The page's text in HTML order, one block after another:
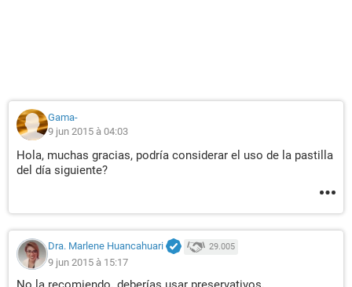
Gama-
9 jun 2015 à 04:03
Hola, muchas gracias, podría considerar el uso de la pastilla
del día siguiente?
Dra. Marlene Huancahuari 29.005
9 jun 2015 à 15:17